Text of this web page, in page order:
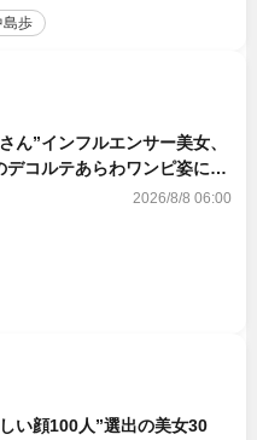
島歩
ん”インフルエンサー美女、
デコルテあらわワンピ姿に反
2026/8/8 06:00
い顔100人”選出の美女30